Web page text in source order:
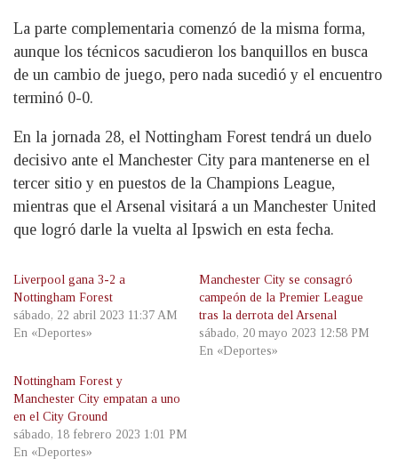
La parte complementaria comenzó de la misma forma,
aunque los técnicos sacudieron los banquillos en busca
de un cambio de juego, pero nada sucedió y el encuentro
terminó 0-0.
En la jornada 28, el Nottingham Forest tendrá un duelo
decisivo ante el Manchester City para mantenerse en el
tercer sitio y en puestos de la Champions League,
mientras que el Arsenal visitará a un Manchester United
que logró darle la vuelta al Ipswich en esta fecha.
Liverpool gana 3-2 a
Nottingham Forest
sábado, 22 abril 2023 11:37 AM
En «Deportes»
Manchester City se consagró
campeón de la Premier League
tras la derrota del Arsenal
sábado, 20 mayo 2023 12:58 PM
En «Deportes»
Nottingham Forest y
Manchester City empatan a uno
en el City Ground
sábado, 18 febrero 2023 1:01 PM
En «Deportes»